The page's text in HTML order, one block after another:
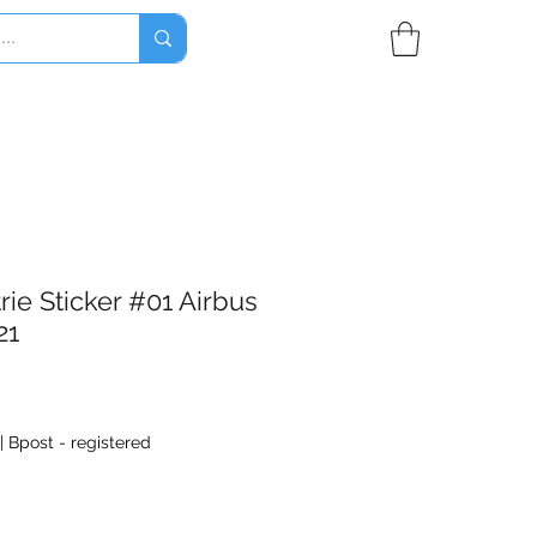
Sticker #01 Airbus
Bpost - registered